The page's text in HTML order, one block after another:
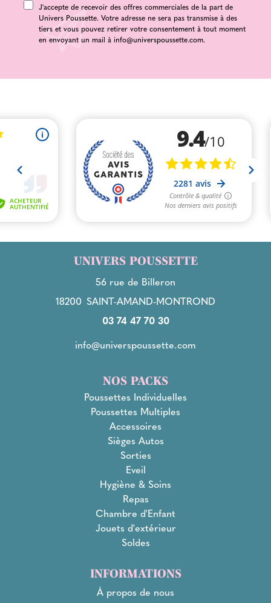
J'accepte de recevoir des offres commerciales de la part de
Univers Poussette. Votre adresse ne sera pas transmise à des
tiers et vous pouvez retirer votre consentement à tout moment
en envoyant un mail à info@universpoussette.com.
UNIVERS POUSSETTE
56 rue de Billeron
18200 SAINT-AMAND-MONTROND
03 74 47 70 30
info@universpoussette.com
NOS PACKS
Poussettes Individuelles
Poussettes Multiples
Accessoires
Sièges Autos
Sorties
Eveil
Hygiène & Soins
Repas
Chambre d'Enfant
Jouets d'extérieur
Soldes
INFORMATIONS
À propos de nous